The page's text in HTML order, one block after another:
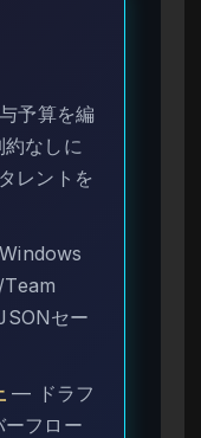
予算を編
なしに
レントを
セー
— ドラフ
ーフロー